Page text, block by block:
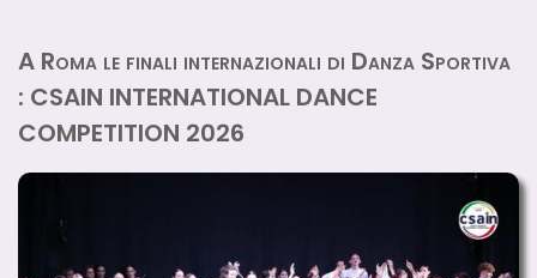
A Roma le finali internazionali di Danza Sportiva
: CSAIN INTERNATIONAL DANCE
COMPETITION 2026